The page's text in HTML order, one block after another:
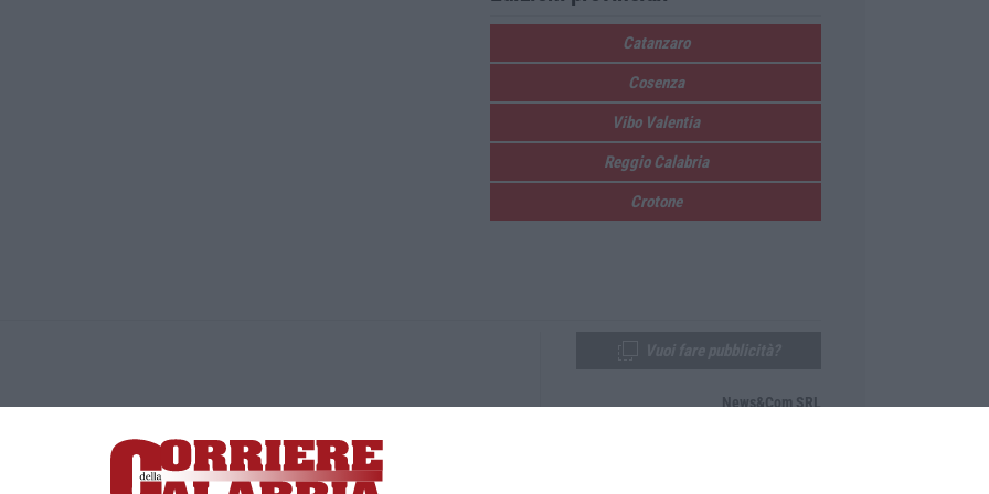
Catanzaro
Cosenza
Vibo Valentia
Reggio Calabria
Crotone
Lamezia Terme (CZ)
responsabile Paola Militano |Privacy
News&Com SRL